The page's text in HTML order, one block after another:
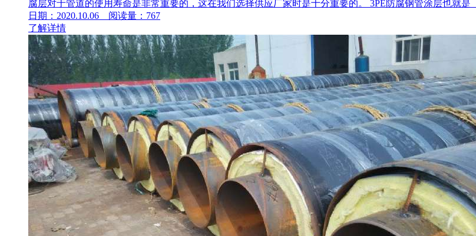
腐层对于管道的使用寿命是非常重要的，这在我们选择供应厂家时是十分重要的。 3PE防腐钢管涂层也就是
日期：2020.10.06 阅读量：767
了解详情